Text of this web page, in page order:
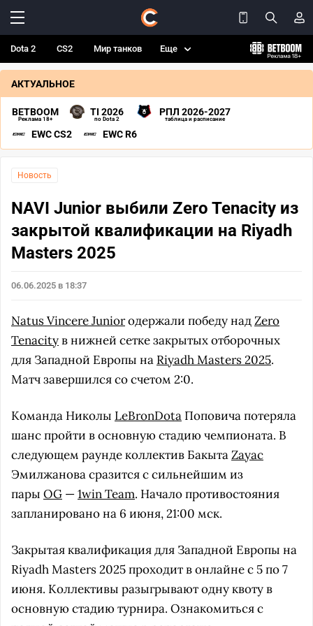
Dota 2 CS2 Мир танков Еще
АКТУАЛЬНОЕ
BETBOOM
Реклама 18+
TI 2026
по Dota 2
РПЛ 2026-2027
таблица и расписание
EWC CS2 EWC R6
Новость
NAVI Junior выбили Zero Tenacity из
закрытой квалификации на Riyadh
Masters 2025
06.06.2025 в 18:37
Natus Vincere Juniorодержали победу надZero
Tenacityв нижней сетке закрытых отборочных
для Западной Европы на Riyadh Masters 2025.
Матч завершился со счетом 2:0.
Команда Николы LeBronDota Поповича потеряла
шанс пройти в основную стадию чемпионата. В
следующем раунде коллектив БакытаZayac
Эмилжанова сразится с сильнейшим из
пары OG —1win Team. Начало противостояния
запланировано на 6 июня, 21:00 мск.
Закрытая квалификация для Западной Европы на
Riyadh Masters 2025 проходит в онлайне с 5 по 7
июня. Коллективы разыгрывают одну квоту в
основную стадию турнира. Ознакомиться с